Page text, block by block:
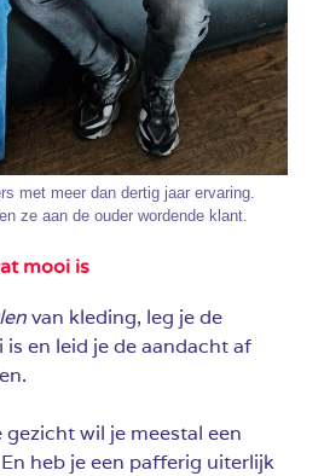
met meer dan dertig jaar ervaring.
ze aan de ouder wordende klant.
mooi is
van kleding, leg je de
en leid je de aandacht af
gezicht wil je meestal een
heb je een pafferig uiterlijk